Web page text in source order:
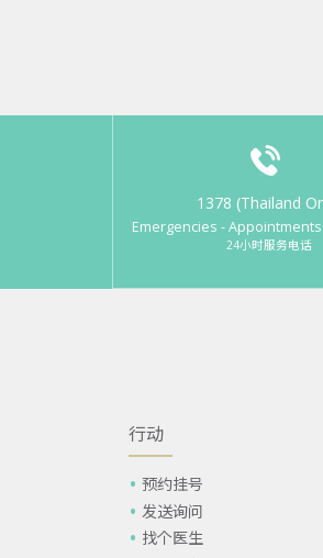
1378 (Thailand
Emergencies -
24小时服务电话
行动
预约挂号
发送询问
找个医生